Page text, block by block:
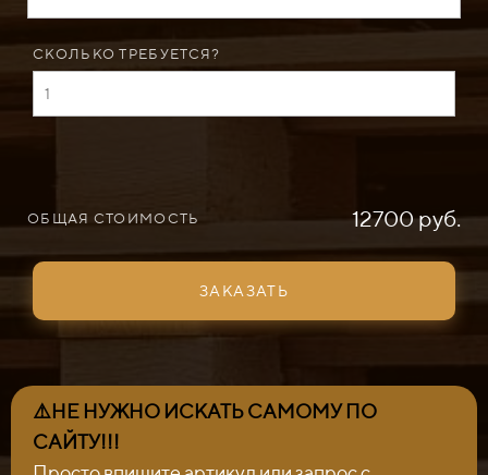
СКОЛЬКО ТРЕБУЕТСЯ?
ОБЩАЯ СТОИМОСТЬ 12700 руб.
ЗАКАЗАТЬ
⚠️НЕ НУЖНО ИСКАТЬ САМОМУ ПО
САЙТУ!!!